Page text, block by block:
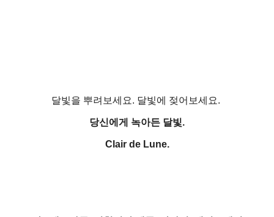
달빛을 뿌려보세요. 달빛에 젖어보세요.
당신에게 녹아든 달빛.
Clair de Lune.